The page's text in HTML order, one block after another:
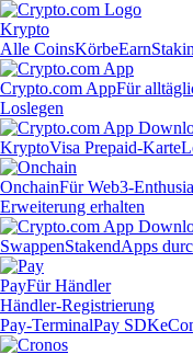
Krypto
Alle CoinsKörbeEarn
Crypto.com AppFür
Loslegen
KryptoVisa Prepaid-Karte
OnchainFür Web3-
Erweiterung erhalten
SwappenStakendApps
PayFür Händler
Händler-Registrierung
Pay-TerminalPay SDK